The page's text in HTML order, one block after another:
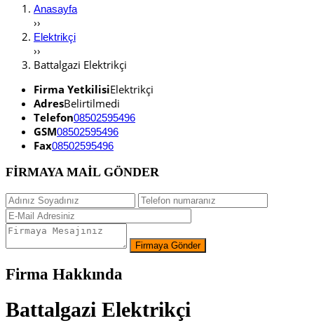
Anasayfa
››
Elektrikçi
››
Battalgazi Elektrikçi
Firma YetkilisiElektrikçi
AdresBelirtilmedi
Telefon08502595496
GSM08502595496
Fax08502595496
FİRMAYA MAİL GÖNDER
Firma Hakkında
Battalgazi Elektrikçi